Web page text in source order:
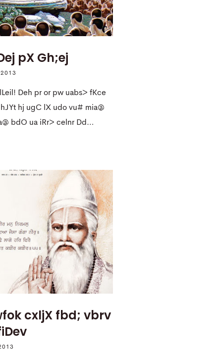
pX Gh;ej
Deh pr or pw uabs> fKce
hj ugC lX udo vu# mia@
bdO ua iRr> celnr Dd…
cxljX fbd; vbrv